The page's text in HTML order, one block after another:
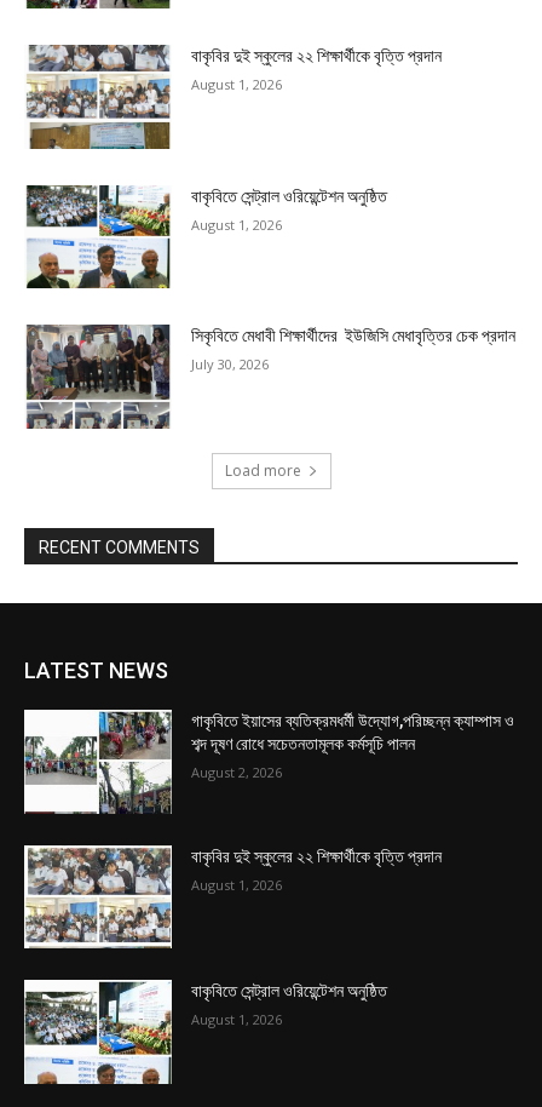
বাকৃবির দুই স্কুলের ২২ শিক্ষার্থীকে বৃত্তি প্রদান
August 1, 2026
বাকৃবিতে সেন্ট্রাল ওরিয়েন্টেশন অনুষ্ঠিত
August 1, 2026
সিকৃবিতে মেধাবী শিক্ষার্থীদের ইউজিসি মেধাবৃত্তির চেক প্রদান
July 30, 2026
Load more
RECENT COMMENTS
LATEST NEWS
গাকৃবিতে ইয়াসের ব্যতিক্রমধর্মী উদ্যোগ,পরিচ্ছন্ন ক্যাম্পাস ও
শব্দ দূষণ রোধে সচেতনতামূলক কর্মসূচি পালন
August 2, 2026
বাকৃবির দুই স্কুলের ২২ শিক্ষার্থীকে বৃত্তি প্রদান
August 1, 2026
বাকৃবিতে সেন্ট্রাল ওরিয়েন্টেশন অনুষ্ঠিত
August 1, 2026